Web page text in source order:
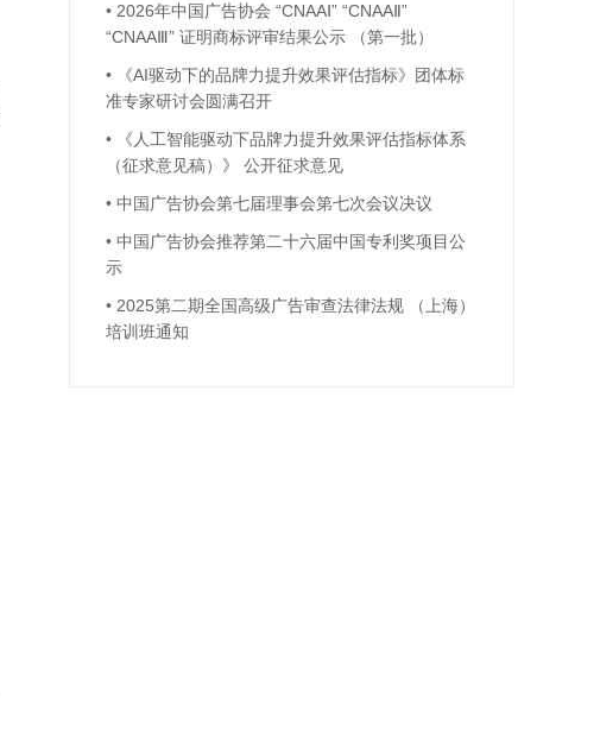
• 2026年中国广告协会 “CNAAⅠ” “CNAAⅡ”
“CNAAⅢ” 证明商标评审结果公示 （第一批）
•
《AI驱动下的品牌力提升效果评估指标》团体标
准专家研讨会圆满召开
•
《人工智能驱动下品牌力提升效果评估指标体系
（征求意见稿）》 公开征求意见
• 中国广告协会第七届理事会第七次会议决议
• 中国广告协会推荐第二十六届中国专利奖项目公
示
• 2025第二期全国高级广告审查法律法规 （上海）
培训班通知